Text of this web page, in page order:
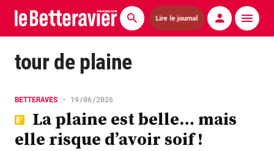
Lire le journal
Actualités
Agronomie
Matériels
tour de plaine
BETTERAVES • 19/06/2026
La plaine est belle… mais
elle risque d’avoir soif !